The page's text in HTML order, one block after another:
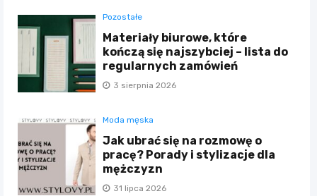
Pozostałe
Materiały biurowe, które
kończą się najszybciej – lista do
regularnych zamówień
3 sierpnia 2026
Moda męska
Jak ubrać się na rozmowę o
pracę? Porady i stylizacje dla
mężczyzn
31 lipca 2026